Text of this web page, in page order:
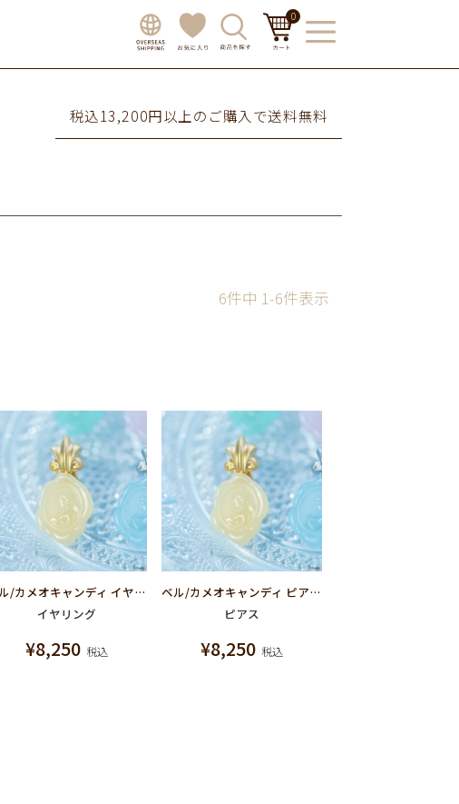
0
税込13,200円以上のご購入で送料無料
6件中 1-6件表示
ベル/カメオキャンディ イヤリング【ディズニー アクセサリー】【美女と野獣】
イヤリング
¥8,250 税込
ベル/カメオキャンディ ピアス【ディズニー アクセサリー】【美女と野獣】
ピアス
¥8,250 税込